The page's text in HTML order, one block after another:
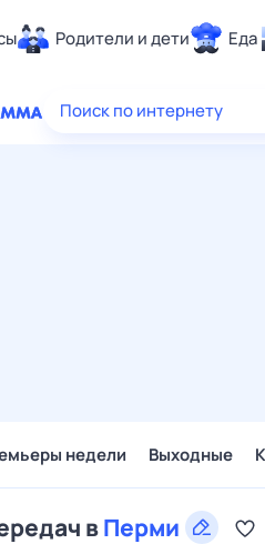
Родители и дети Еда
Здоровье
Поиск по интернету
недели Выходные
вПерми